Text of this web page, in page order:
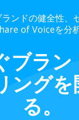
ンドの健全性、
of Voiceを分析
ブラン
ングを
る。